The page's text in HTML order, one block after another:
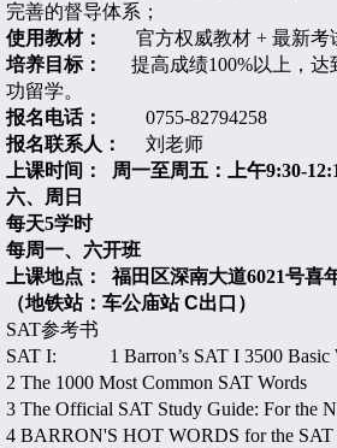
完善的督导体系；
使用教材：
官方权威教材 + 最新考
培养目标：
提高成绩100%以上，
功留学。
报名电话：
0755-82794258
报名联系人：
刘老师
上课时间：
周一至周五：上午9:30-
六、周日
每天5学时
每周一、六开班
上课地点： 福田区深南大道6021号喜
（地铁站：车公庙站 C出口）
SAT参考书
SAT I: 1 Barron’s SAT I 3500 Basic
2 The 1000 Most Common SAT Words
3 The Official SAT Study Guide: For the
4 BARRON'S HOT WORDS for the SAT